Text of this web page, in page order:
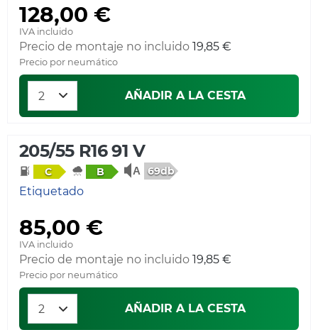
128,00 €
IVA incluido
Precio de montaje no incluido 19,85 €
Precio por neumático
AÑADIR A LA CESTA
205/55 R16 91 V
C B 69db
Etiquetado
85,00 €
IVA incluido
Precio de montaje no incluido 19,85 €
Precio por neumático
AÑADIR A LA CESTA